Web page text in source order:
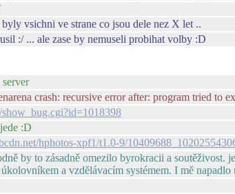
vsichni ve strane co jsou dele nez X let ..
:/ ... ale zase by nemuseli probihat volby :D
crash: recursive error after: program tried to
:D
hphotos-xpf1/t1.0-9/
by to zásadně omezilo byrokracii a soutěživost.
a vzdělávacím systémem. I mě